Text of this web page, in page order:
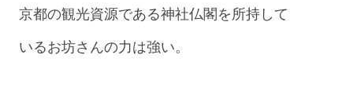
京都の観光資源である神社仏閣を所持して
いるお坊さんの力は強い。